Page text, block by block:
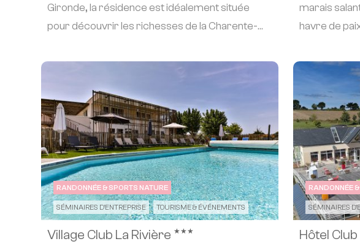
Gironde, la résidence est idéalement située
pour découvrir les richesses de la Charente-
marais
havre de
RANDONNÉE & SPORTS NATURE
SÉMINAIRES D'ENTREPRISE TOURISME & ÉVÉNEMENTS
Village Club La Rivière ★★★
RANDONNÉE
SÉMINAIRES
Hôtel